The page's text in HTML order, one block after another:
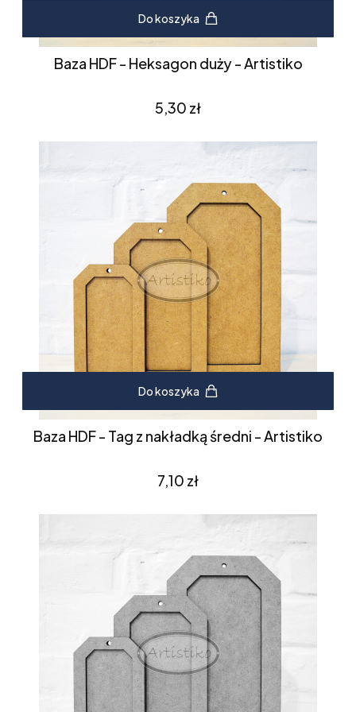
Do koszyka
Baza HDF - Heksagon duży - Artistiko
Cena
5,30 zł
Do koszyka
Baza HDF - Tag z nakładką średni - Artistiko
Cena
7,10 zł